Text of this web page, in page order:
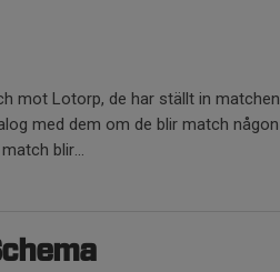
mot Lotorp, de har ställt in matchen
med dem om de blir match någon
blir...